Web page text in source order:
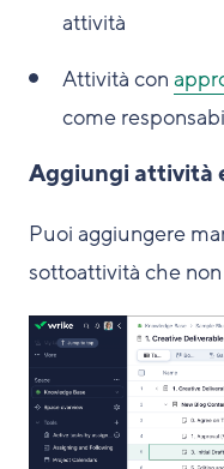
attività
Attività con
come
Aggiungi attività
Puoi aggiungere
sottoattività che non